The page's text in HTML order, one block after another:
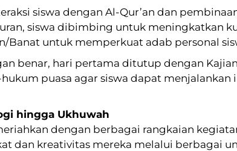
siswa dengan Al-Qur’an dan
siswa dibimbing untuk meningkatkan
Banat untuk memperkuat adab personal
benar, hari pertama ditutup dengan
puasa agar siswa dapat menjalankan
hingga Ukhuwah
dengan berbagai rangkaian
dan kreativitas mereka melalui berbagai